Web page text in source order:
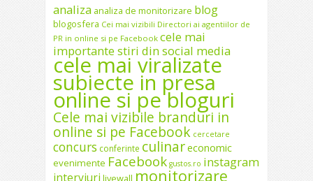
analiza analiza de monitorizare blog
blogosfera Cei mai vizibili Directori ai agentiilor de
PR in online si pe Facebook cele mai
importante stiri din social media
cele mai viralizate
subiecte in presa
online si pe bloguri
Cele mai vizibile branduri in
online si pe Facebook cercetare
concurs conferinte culinareconomic
evenimente Facebook gustos.ro instagram
interviuri livewall monitorizare